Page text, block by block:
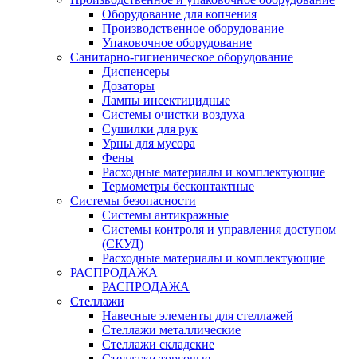
Оборудование для копчения
Производственное оборудование
Упаковочное оборудование
Санитарно-гигиеническое оборудование
Диспенсеры
Дозаторы
Лампы инсектицидные
Системы очистки воздуха
Сушилки для рук
Урны для мусора
Фены
Расходные материалы и комплектующие
Термометры бесконтактные
Системы безопасности
Системы антикражные
Системы контроля и управления доступом
(СКУД)
Расходные материалы и комплектующие
РАСПРОДАЖА
РАСПРОДАЖА
Стеллажи
Навесные элементы для стеллажей
Стеллажи металлические
Стеллажи складские